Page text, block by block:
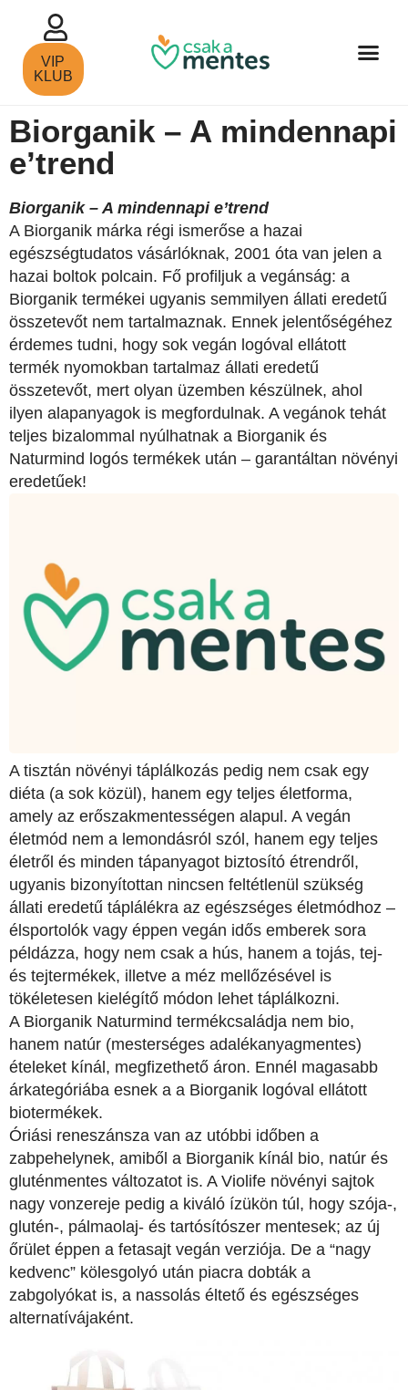
VIP
KLUB
Biorganik – A mindennapi
e’trend
Biorganik – A mindennapi e’trend
A Biorganik márka régi ismerőse a hazai
egészségtudatos vásárlóknak, 2001 óta van jelen a
hazai boltok polcain. Fő profiljuk a vegánság: a
Biorganik termékei ugyanis semmilyen állati eredetű
összetevőt nem tartalmaznak. Ennek jelentőségéhez
érdemes tudni, hogy sok vegán logóval ellátott
termék nyomokban tartalmaz állati eredetű
összetevőt, mert olyan üzemben készülnek, ahol
ilyen alapanyagok is megfordulnak. A vegánok tehát
teljes bizalommal nyúlhatnak a Biorganik és
Naturmind logós termékek után – garantáltan növényi
eredetűek!
A tisztán növényi táplálkozás pedig nem csak egy
diéta (a sok közül), hanem egy teljes életforma,
amely az erőszakmentességen alapul. A vegán
életmód nem a lemondásról szól, hanem egy teljes
életről és minden tápanyagot biztosító étrendről,
ugyanis bizonyítottan nincsen feltétlenül szükség
állati eredetű táplálékra az egészséges életmódhoz –
élsportolók vagy éppen vegán idős emberek sora
példázza, hogy nem csak a hús, hanem a tojás, tej-
és tejtermékek, illetve a méz mellőzésével is
tökéletesen kielégítő módon lehet táplálkozni.
A Biorganik Naturmind termékcsaládja nem bio,
hanem natúr (mesterséges adalékanyagmentes)
ételeket kínál, megfizethető áron. Ennél magasabb
árkategóriába esnek a a Biorganik logóval ellátott
biotermékek.
Óriási reneszánsza van az utóbbi időben a
zabpehelynek, amiből a Biorganik kínál bio, natúr és
gluténmentes változatot is. A Violife növényi sajtok
nagy vonzereje pedig a kiváló ízükön túl, hogy szója-,
glutén-, pálmaolaj- és tartósítószer mentesek; az új
őrület éppen a fetasajt vegán verziója. De a “nagy
kedvenc” kölesgolyó után piacra dobták a
zabgolyókat is, a nassolás éltető és egészséges
alternatívájaként.